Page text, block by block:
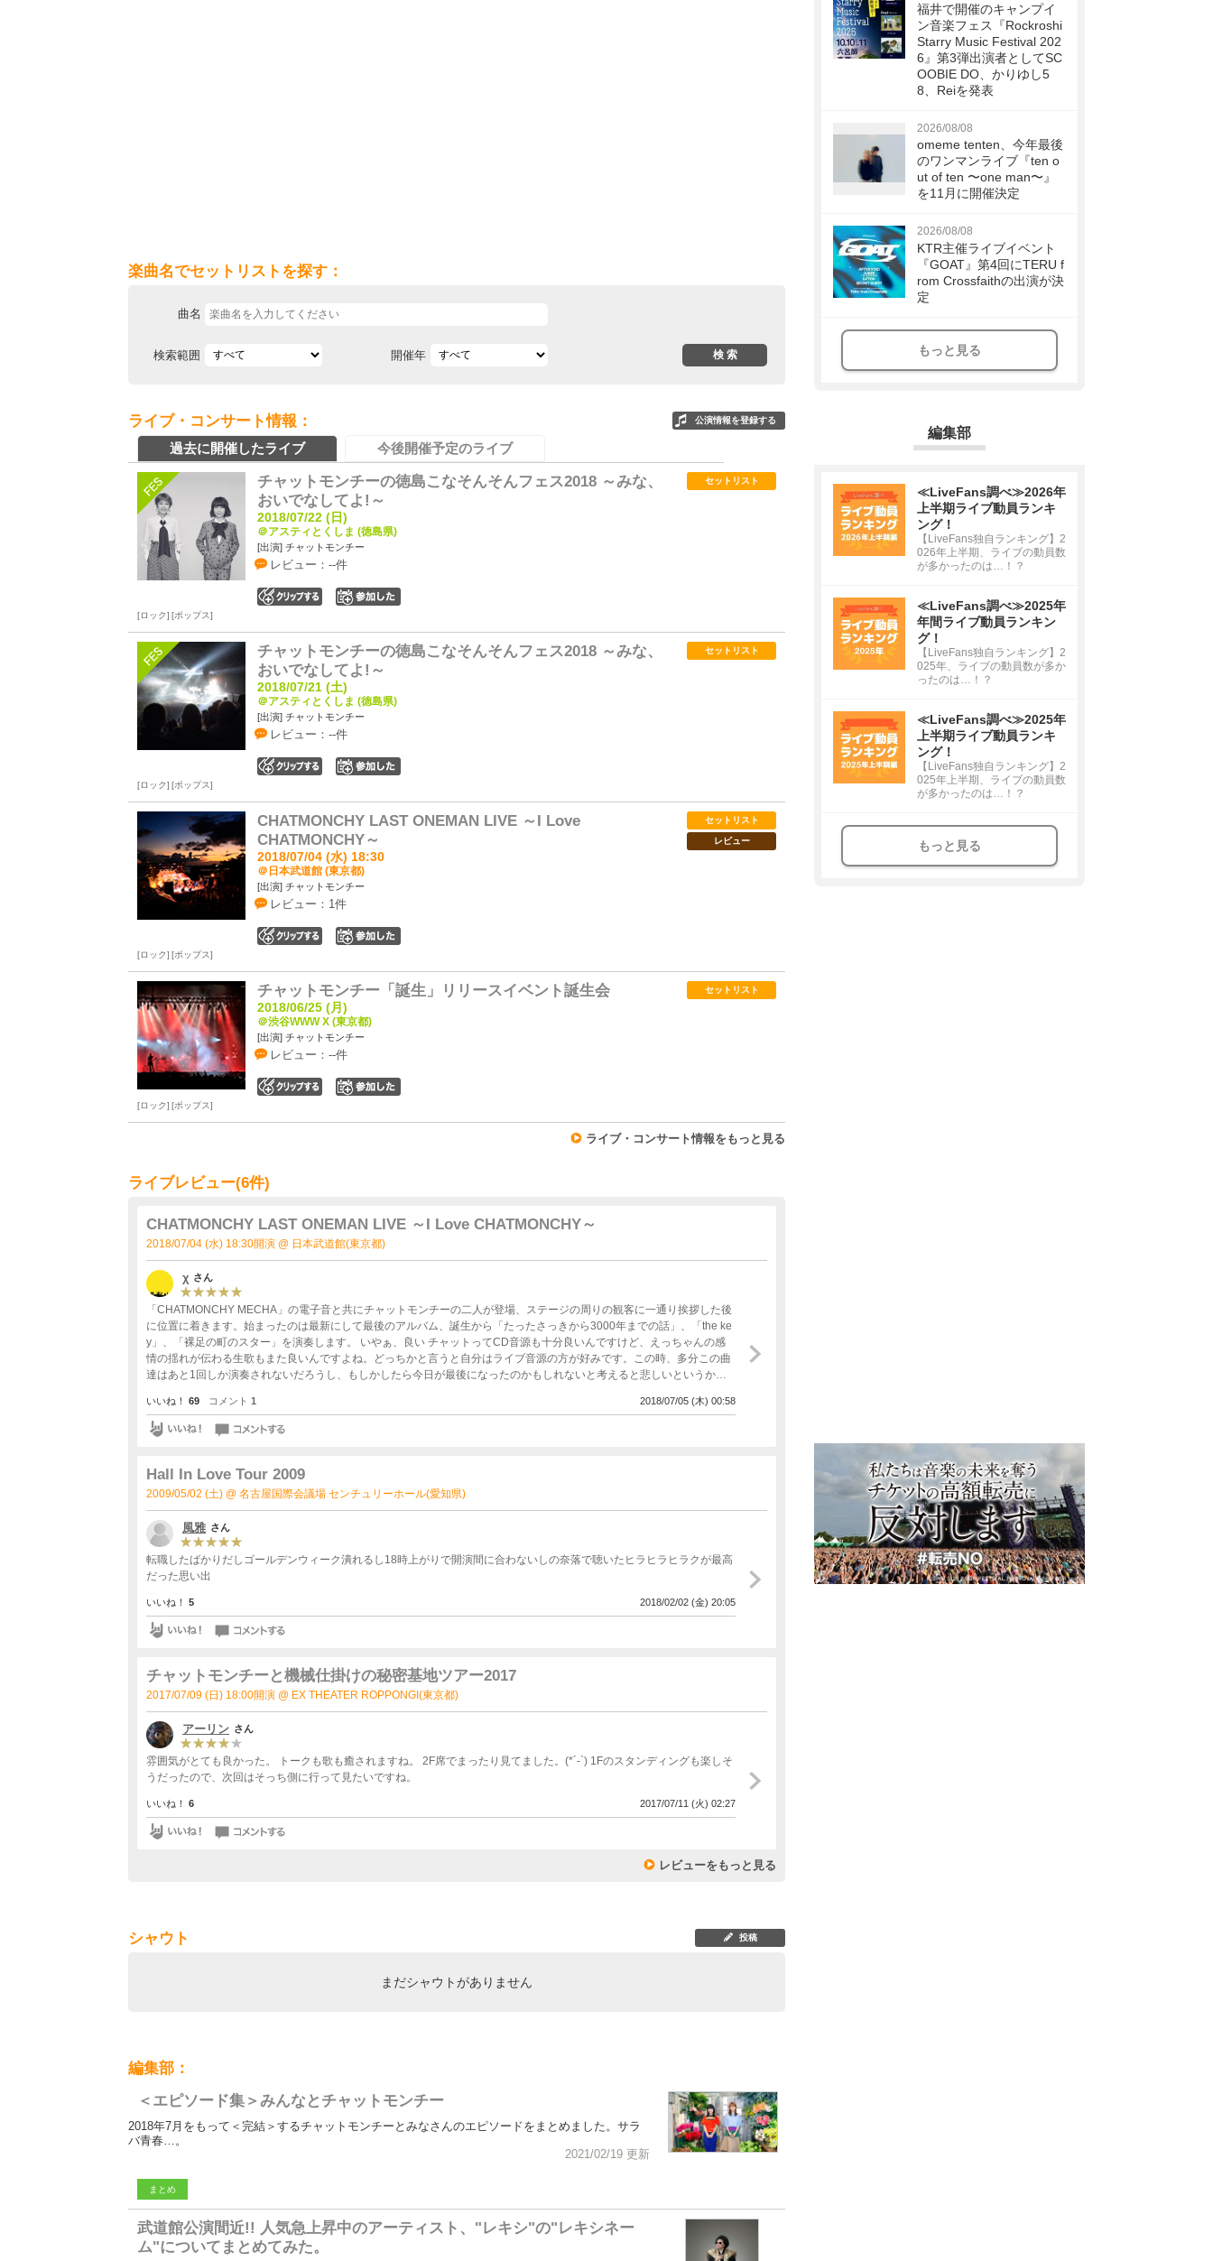
楽曲名でセットリストを探す：
曲名
検索範囲 開催年
ライブ・コンサート情報： 公演情報を登録する
過去に開催したライブ 今後開催予定のライブ
チャットモンチーの徳島こなそんそんフェス2018 ～みな、
おいでなしてよ!～
2018/07/22 (日)
＠アスティとくしま (徳島県)
[出演] チャットモンチー
レビュー：--件
セットリスト
ロック ポップス
チャットモンチーの徳島こなそんそんフェス2018 ～みな、
おいでなしてよ!～
2018/07/21 (土)
＠アスティとくしま (徳島県)
[出演] チャットモンチー
レビュー：--件
セットリスト
ロック ポップス
CHATMONCHY LAST ONEMAN LIVE ～I Love
CHATMONCHY～
2018/07/04 (水) 18:30
＠日本武道館 (東京都)
[出演] チャットモンチー
レビュー：1件
セットリスト
レビュー
ロック ポップス
チャットモンチー「誕生」リリースイベント誕生会
2018/06/25 (月)
＠渋谷WWW X (東京都)
[出演] チャットモンチー
レビュー：--件
セットリスト
ロック ポップス
ライブ・コンサート情報をもっと見る
ライブレビュー(6件)
CHATMONCHY LAST ONEMAN LIVE ～I Love CHATMONCHY～
2018/07/04 (水) 18:30開演 @ 日本武道館(東京都)
χ さん
「CHATMONCHY MECHA」の電子音と共にチャットモンチーの二人が登場、ステージの周りの観客に一通り挨拶した後
に位置に着きます。始まったのは最新にして最後のアルバム、誕生から「たったさっきから3000年までの話」、「the ke
y」、「裸足の町のスター」を演奏します。 いやぁ、良い チャットってCD音源も十分良いんですけど、えっちゃんの感
情の揺れが伝わる生歌もまた良いんですよね。どっちかと言うと自分はライブ音源の方が好みです。この時、多分この曲
達はあと1回しか演奏されないだろうし、もしかしたら今日が最後になったのかもしれないと考えると悲しいというか、
に登場したのはDJみそしるさん。次のクッキング・ララは３人がステージ上を自由に歩き回りながら歌っていました。鍵
盤を肩に担ぐ福岡さんと、自分のパートじゃない時に楽しそうに体を揺らすえっちゃんが印象的でした。 みそしるさんが
退場した次はアコースティックコーナー。まずは懐かしの惚たる蛍を演奏します。自分は行ってませんが、チャットにと
した。 第一部、最後の曲となったのは染まるよでした。この曲は昨年の秘密基地ツアーでも演奏しましたがその時は二人
の弾き語り形式でしたが、今日は福岡さんはドラムを使う演奏形式。この１年で二人はまだまだ進化する気だったのだと
後の転調するサビなんかもう例えられる言葉が見つかりません。あの感覚はそうそう体験できるものでは無かったと今振
り返っています。 デビューの時からのチャットの歴史を振り替えるビデオを繋ぎとして始まったライブ。垂れ下がってい
た妙幕が上がり始めると何やら台が見えます。今度は何をするつもりだと思っていると後ろにいたのはストリングス部
隊。えっちゃん曰くチャットモンチーアンサンブルだそうです。そのままmajority bluesに入ります。普通、最後のワンマ
のMCによるとこの提案は乙女団の世武さんのものだったらしいですが、それを実行する二人の飽くなきチャレンジ精神
に脱帽です。完結すると決めても二人にとってそれはきっと、こなそんフェスの最後の1曲を演奏した時でありそれまで
は立ち止まるつもりなんて全く無いという決意が伝わってきました。 ウィークエンドのまぼろし と 例えば、 を演奏した
のドラムの方(でしたよね？)が登場するのかな～なんて予想を裏切って登場したのは板橋が生んだ猪年のロックスター恒
岡さん 単純にビックリしました。あの「女に生まれたらチャットモンチーになりたかった」と話していたら、本当にチャ
ットモンチーのサポートメンバーの一員となった元男陣のツネさんですよ。久しぶり～っと笑 でも、周りの女子高生？っ
ぽい人は「誰？」っと言っていたので6人体制すらもう過去のことなんだと思い、なんか複雑に感じると共に、まだまだ
新しくチャットにハマった人もいるんだと思いました。 東京ハチミツオーケストラとさよならGood bye、どなる、電
話、どしゃぶり と懐かしい三曲を立て続けに演奏します。どなる、...は初めて生で見ましたが楽器の圧が凄い。本来の楽
器を演奏するチャットの二人もツネさんも凄まじいかったです。ここで気付いたのが曲の流れ。第一部は「誕生」メイン
でしたが、第二部は初期の曲、特にchatmonchy has comeと耳鳴りからの曲が多かったのですが、つまりこれは新しく
「誕生」してそこからまた1stへ、「新しいチャットモンチーが来た」ということではないでしょうか？本当、これがラス
ースソロソロと共に始まったLast Love Letter、えっちゃんがギターを軽く鳴らして始まった真夜中遊園地。メカットモン
毎回少し物足りなく感じていたんですが、最後の最後にストリングスが主旋律を演奏することでその物足りなさは無くな
っていました。ツネさん含め総勢9名での演奏の本領発揮と言ったところでしょうか。 アンコール1曲目はシャングリラ。
シャングリラに対する優しい歌が本当に大好きです。 その次は風吹けば恋。もうさっきの涙など、何処へやらですよ。も
と言うともう涙がまた溢れてきました。本当にもうこの二人の、チャットモンチーの演奏は聞けないなんて。 この武道館
ライブを締めくくるのはサラバ青春。もう無理でしょう。我慢できませんよ。スクリーンに写った歌詞が一言一言染みて
きます。高校の卒業式では何も感じなかったのに、今になって深く深く伝わってきました。 文字制限ギリギリの大変な長
文となってしまいましたが、もし最後まで読んでくださった心優しい方がいらっしゃったとしたらご精読ありがとうござ
いました。
いいね！ 69 コメント 1 2018/07/05 (木) 00:58
Hall In Love Tour 2009
2009/05/02 (土) @ 名古屋国際会議場 センチュリーホール(愛知県)
風雅 さん
転職したばかりだしゴールデンウィーク潰れるし18時上がりで開演間に合わないしの奈落で聴いたヒラヒラヒラクが最高
だった思い出
いいね！ 5 2018/02/02 (金) 20:05
チャットモンチーと機械仕掛けの秘密基地ツアー2017
2017/07/09 (日) 18:00開演 @ EX THEATER ROPPONGI(東京都)
アーリン さん
雰囲気がとても良かった。 トークも歌も癒されますね。 2F席でまったり見てました。(*´-`) 1Fのスタンディングも楽しそ
うだったので、次回はそっち側に行って見たいですね。
いいね！ 6 2017/07/11 (火) 02:27
レビューをもっと見る
シャウト 投稿
まだシャウトがありません
編集部：
まとめ
＜エピソード集＞みんなとチャットモンチー
2018年7月をもって＜完結＞するチャットモンチーとみなさんのエピソードをまとめました。サラ
バ青春…。
2021/02/19 更新
武道館公演間近!! 人気急上昇中のアーティスト、"レキシ"の"レキシネー
ム"についてまとめてみた。
福井で開催のキャンプイ
ン音楽フェス『Rockroshi
Starry Music Festival 202
6』第3弾出演者としてSC
OOBIE DO、かりゆし5
8、Reiを発表
2026/08/08
omeme tenten、今年最後
のワンマンライブ『ten o
ut of ten 〜one man〜』
を11月に開催決定
2026/08/08
KTR主催ライブイベント
『GOAT』第4回にTERU f
rom Crossfaithの出演が決
定
もっと見る
編集部
≪LiveFans調べ≫2026年
上半期ライブ動員ランキ
ング！
【LiveFans独自ランキング】2
026年上半期、ライブの動員数
が多かったのは…！？
≪LiveFans調べ≫2025年
年間ライブ動員ランキン
グ！
【LiveFans独自ランキング】2
025年、ライブの動員数が多か
ったのは…！？
≪LiveFans調べ≫2025年
上半期ライブ動員ランキ
ング！
【LiveFans独自ランキング】2
025年上半期、ライブの動員数
が多かったのは…！？
もっと見る